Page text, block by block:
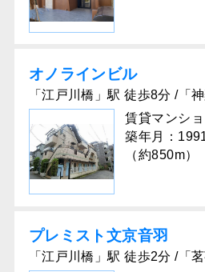
オノラインビル
「江戸川橋」駅 徒歩8分 /「
賃貸マンシ
築年月：
（約850m）
プレミスト⽂京⾳⽻
「江戸川橋」駅 徒歩2分 /「